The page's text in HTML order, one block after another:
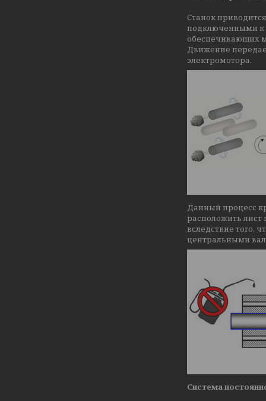
Станок
подключенными к
обеспечивающих
Движение
электромотора.
Данный процесс
расположить
вследствие того,
центральными
Система